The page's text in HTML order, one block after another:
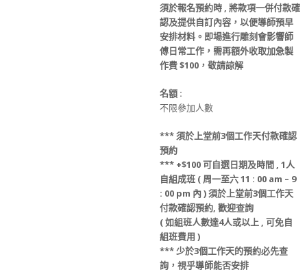
須於報名預約時, 將款項一併付款確
認及提供自訂內容， 以便導師預早
安排材料。 即場進行雕刻會影響師
傅日常工作， 需再額外收取加急製
作費$100，敬請諒解
名額 :
不限參加人數
***須於上堂前3個工作天付款確認
預約
*** +$100可自選日期及時間 , 1人
自組成班 ( 周一至六 11 : 00 am – 9
: 00 pm 內 )須於上堂前3個工作天
付款確認預約, 歡迎查詢
(如組班人數達4人或以上 , 可免自
組班費用 )
*** 少於3個工作天的預約必先查
詢，視乎導師能否安排